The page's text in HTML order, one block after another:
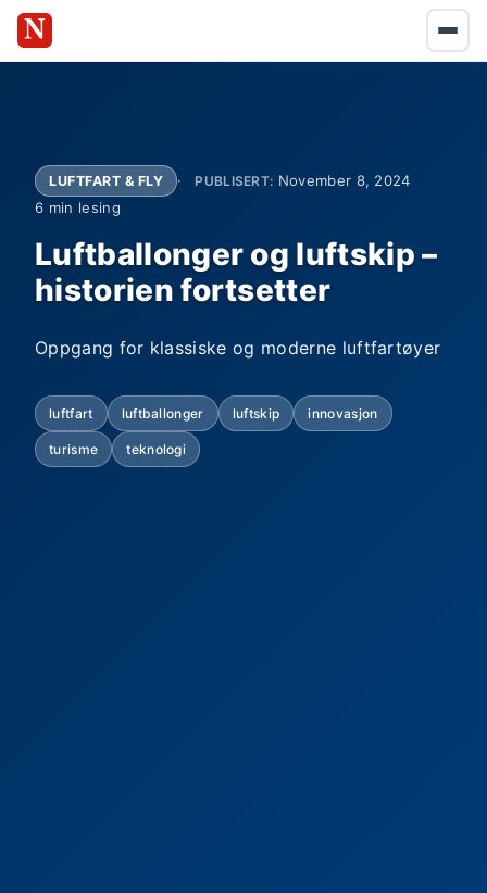
LUFTFART & FLY PUBLISERT: November 8, 2024
6 min lesing
Luftballonger og luftskip –
historien fortsetter
Oppgang for klassiske og moderne luftfartøyer
luftfart luftballonger luftskip innovasjon
turisme teknologi